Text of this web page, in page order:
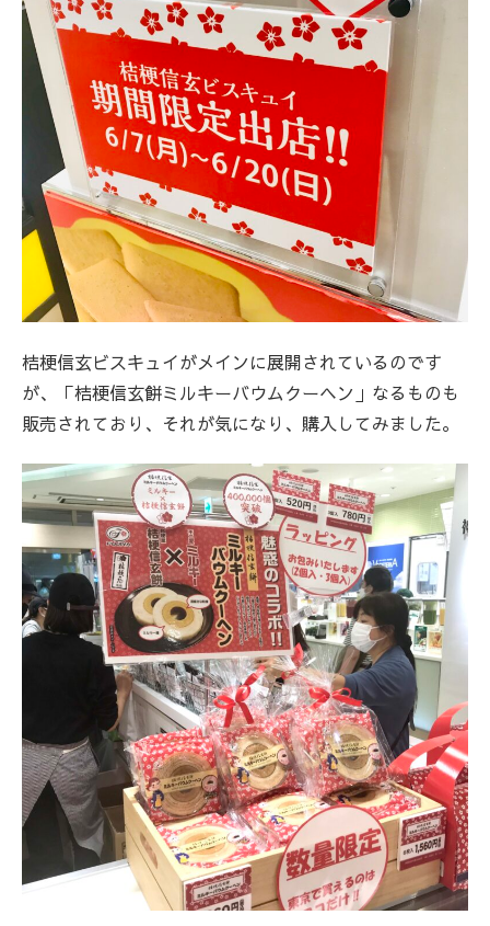
桔梗信玄ビスキュイがメインに展開されているのです
が、「桔梗信玄餅ミルキーバウムクーヘン」なるものも
販売されており、それが気になり、購入してみました。